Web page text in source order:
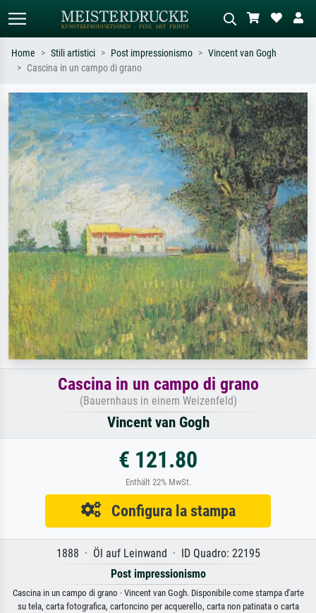
Cerca per artista, titolo o stile – es.
Monet, Notte stellata,
Impressionismo, onda di Hokusai,
nudo.
Descrivi la scena – es. prato verde,
astratto con molto rosso, dipinto a
olio scuro, nudo in piedi vicino a un
albero.
Home Stili artistici Post impressionismo
Vincent van Gogh
Cascina in un campo di grano
Cascina in un campo di grano
(Bauernhaus in einem Weizenfeld)
Vincent van Gogh
€ 121.80
Enthält 22% MwSt.
Configura la stampa
1888 · Öl auf Leinwand · ID Quadro: 22195
Post impressionismo
Cascina in un campo di grano · Vincent van Gogh. Disponibile come stampa d'arte
su tela, carta fotografica, cartoncino per acquerello, carta non patinata o carta